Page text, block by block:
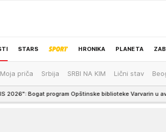
STARS HRONIKA PLANETA
NEWS IZBOR UREDNIKA
Moja priča Srbija SRBI NA KIM Lični stav
program Opštinske biblioteke Varvarin u avgustu - od